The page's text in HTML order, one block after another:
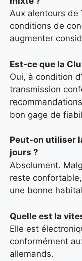
Aux alentours de
conditions de
augmenter
Est-ce que la
Oui, à condition
transmission
bon gage de
Peut-on utiliser
jours ?
Absolument.
reste
une bonne
Quelle est la
Elle est
conformément
allemands.